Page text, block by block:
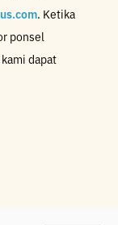
. Ketika
ponsel
dapat